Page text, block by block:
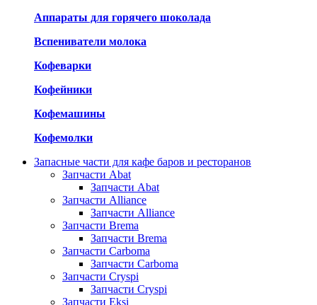
Аппараты для горячего шоколада
Вспениватели молока
Кофеварки
Кофейники
Кофемашины
Кофемолки
Запасные части для кафе баров и ресторанов
Запчасти Abat
Запчасти Abat
Запчасти Alliance
Запчасти Alliance
Запчасти Brema
Запчасти Brema
Запчасти Carboma
Запчасти Carboma
Запчасти Cryspi
Запчасти Cryspi
Запчасти Eksi